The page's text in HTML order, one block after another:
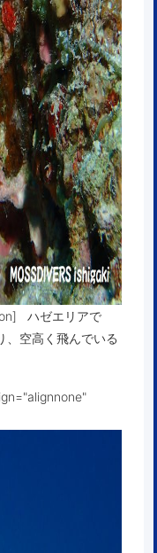
ハゼエリアで
、空高く飛んでいる